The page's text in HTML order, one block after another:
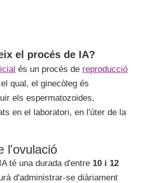
el procés de IA?
és un procés de reproducció
qual, el ginecòleg és
els espermatozoides,
en el laboratori, en l'úter de la
l'ovulació
té una durada d'entre 10 i 12
d'administrar-se diàriament